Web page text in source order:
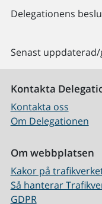
Delegationens
Senast uppdaterad/
Kontakta
Kontakta oss
Om Delegationen
Om webbplatsen
Kakor på
Så hanterar
GDPR